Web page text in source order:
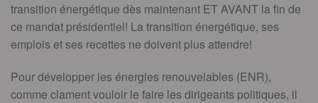
transition énergétique dès maintenant ET AVANT la fin de
ce mandat présidentiel! La transition énergétique, ses
emplois et ses recettes ne doivent plus attendre!
Pour développer les énergies renouvelables (ENR),
comme clament vouloir le faire les dirigeants politiques, il